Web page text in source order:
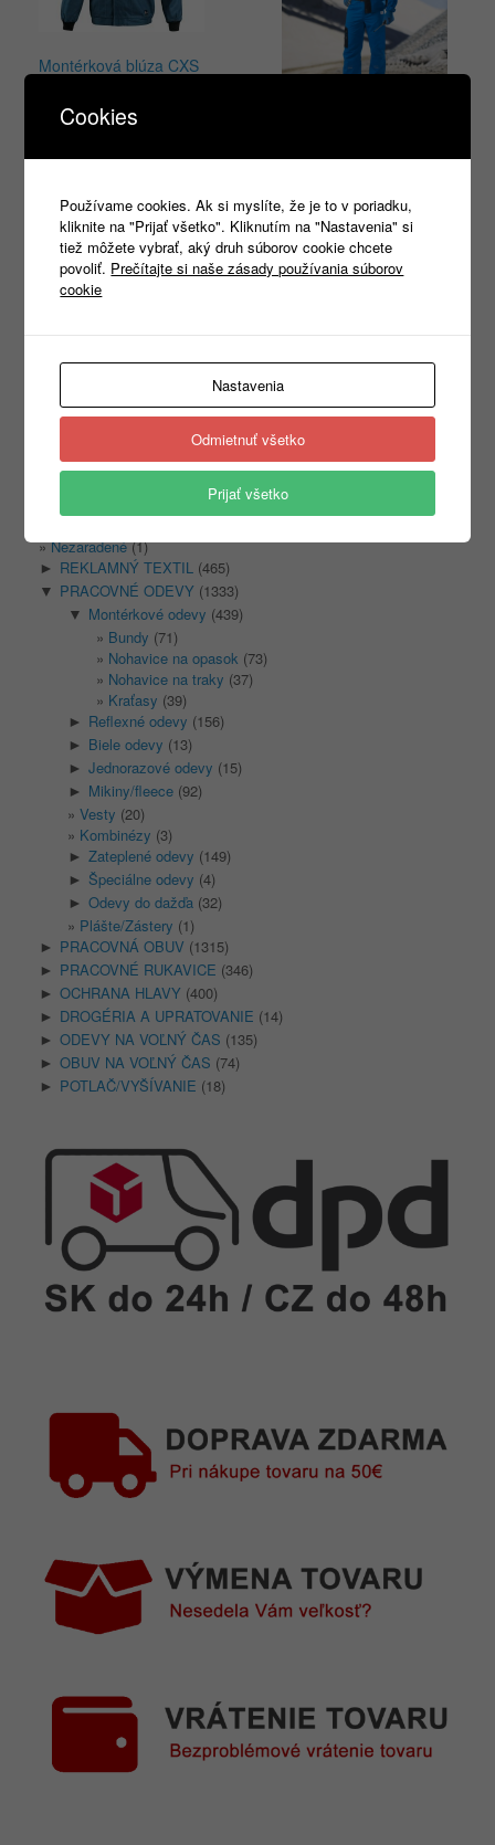
Montérková blúza CXS
petrolejová
24,78€ s DPH
Výber možností 28,00€ s DPH
Výber možností
search
Nezaradené(1)
► REKLAMNÝ TEXTIL (465)
▼ PRACOVNÉ ODEVY (1333)
▼ Montérkové odevy (439)
Bundy (71)
Nohavice na opasok (73)
Nohavice na traky (37)
Kraťasy (39)
► Reflexné odevy (156)
► Biele odevy (13)
► Jednorazové odevy (15)
► Mikiny/fleece (92)
Vesty (20)
Kombinézy (3)
► Zateplené odevy (149)
► Špeciálne odevy (4)
► Odevy do dažďa (32)
Plášte/Zástery (1)
► PRACOVNÁ OBUV (1315)
► PRACOVNÉ RUKAVICE (346)
► OCHRANA HLAVY (400)
► DROGÉRIA A UPRATOVANIE (14)
► ODEVY NA VOĽNÝ ČAS (135)
► OBUV NA VOĽNÝ ČAS (74)
► POTLAČ/VYŠÍVANIE (18)
Cookies
Používame cookies. Ak si myslíte, že je to v poriadku,
kliknite na "Prijať všetko". Kliknutím na "Nastavenia" si
tiež môžete vybrať, aký druh súborov cookie chcete
povoliť. Prečítajte si naše zásady používania súborov
cookie
Nastavenia
Odmietnuť všetko
Prijať všetko